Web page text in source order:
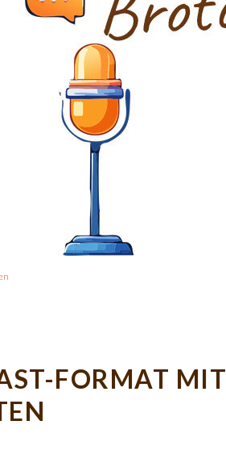
FORMAT MIT